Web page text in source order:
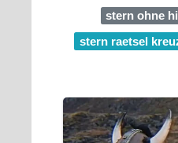
stern ohne
stern raetsel